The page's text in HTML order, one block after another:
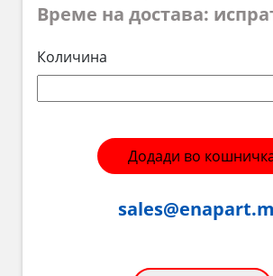
Време на достава:
Количина
Додади во